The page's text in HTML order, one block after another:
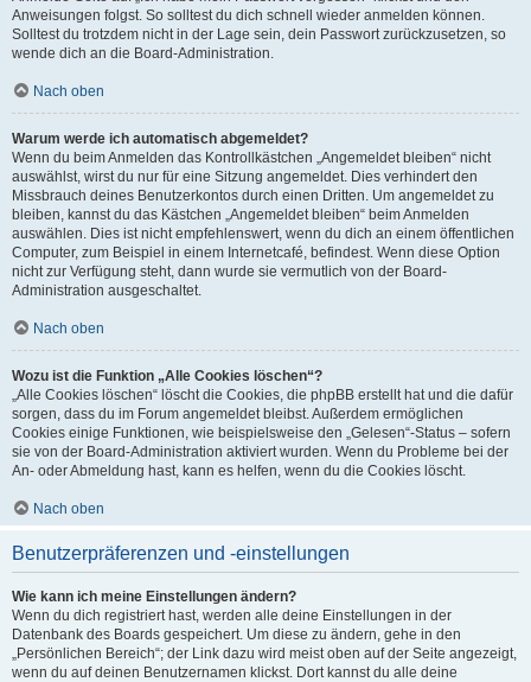
Anweisungen folgst. So solltest du dich schnell wieder anmelden können.
Solltest du trotzdem nicht in der Lage sein, dein Passwort zurückzusetzen, so
wende dich an die Board-Administration.
Nach oben
Warum werde ich automatisch abgemeldet?
Wenn du beim Anmelden das Kontrollkästchen „Angemeldet bleiben“ nicht
auswählst, wirst du nur für eine Sitzung angemeldet. Dies verhindert den
Missbrauch deines Benutzerkontos durch einen Dritten. Um angemeldet zu
bleiben, kannst du das Kästchen „Angemeldet bleiben“ beim Anmelden
auswählen. Dies ist nicht empfehlenswert, wenn du dich an einem öffentlichen
Computer, zum Beispiel in einem Internetcafé, befindest. Wenn diese Option
nicht zur Verfügung steht, dann wurde sie vermutlich von der Board-
Administration ausgeschaltet.
Nach oben
Wozu ist die Funktion „Alle Cookies löschen“?
„Alle Cookies löschen“ löscht die Cookies, die phpBB erstellt hat und die dafür
sorgen, dass du im Forum angemeldet bleibst. Außerdem ermöglichen
Cookies einige Funktionen, wie beispielsweise den „Gelesen“-Status – sofern
sie von der Board-Administration aktiviert wurden. Wenn du Probleme bei der
An- oder Abmeldung hast, kann es helfen, wenn du die Cookies löscht.
Nach oben
Benutzerpräferenzen und -einstellungen
Wie kann ich meine Einstellungen ändern?
Wenn du dich registriert hast, werden alle deine Einstellungen in der
Datenbank des Boards gespeichert. Um diese zu ändern, gehe in den
„Persönlichen Bereich“; der Link dazu wird meist oben auf der Seite angezeigt,
wenn du auf deinen Benutzernamen klickst. Dort kannst du alle deine